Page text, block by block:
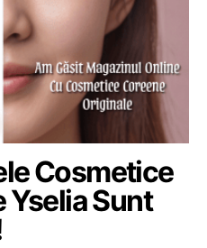
Cosmetice
Yselia Sunt